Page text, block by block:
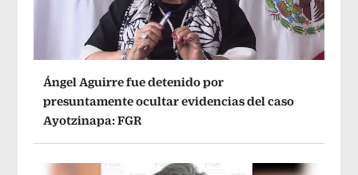
Ángel Aguirre fue detenido por
presuntamente ocultar evidencias del caso
Ayotzinapa: FGR